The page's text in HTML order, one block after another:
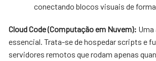
conectando blocos visuais de
Cloud Code (Computação em Nuvem): Uma
essencial. Trata-se de hospedar scripts e
servidores remotos que rodam apenas